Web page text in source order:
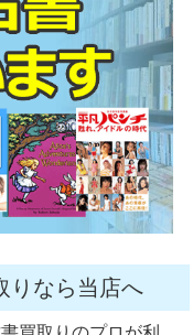
りなら当店へ